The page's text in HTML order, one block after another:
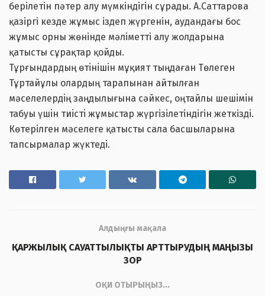
берілетін пәтер алу мүмкіндігін сұрады. А.Саттарова
қазіргі кезде жұмыс іздеп жүргенін, аудандағы бос
жұмыс орны жөнінде мәліметті алу жолдарына
қатысты сұрақтар қойды.
Тұрғындардың өтiнiшiн мұқият тыңдаған Төлеген
Тұртайұлы олардың тарапынан айтылған
мәселелердiң заңдылығына сәйкес, оңтайлы шешiмiн
табуы үшiн тиiстi жұмыстар жүргізілетіндігін жеткізді.
Көтерілген мәселеге қатысты сала басшыларына
тапсырмалар жүктеді.
Алдыңғы мақала
ҚАРЖЫЛЫҚ САУАТТЫЛЫҚТЫ АРТТЫРУДЫҢ МАҢЫЗЫ
ЗОР
ОҚИ ОТЫРЫҢЫЗ...